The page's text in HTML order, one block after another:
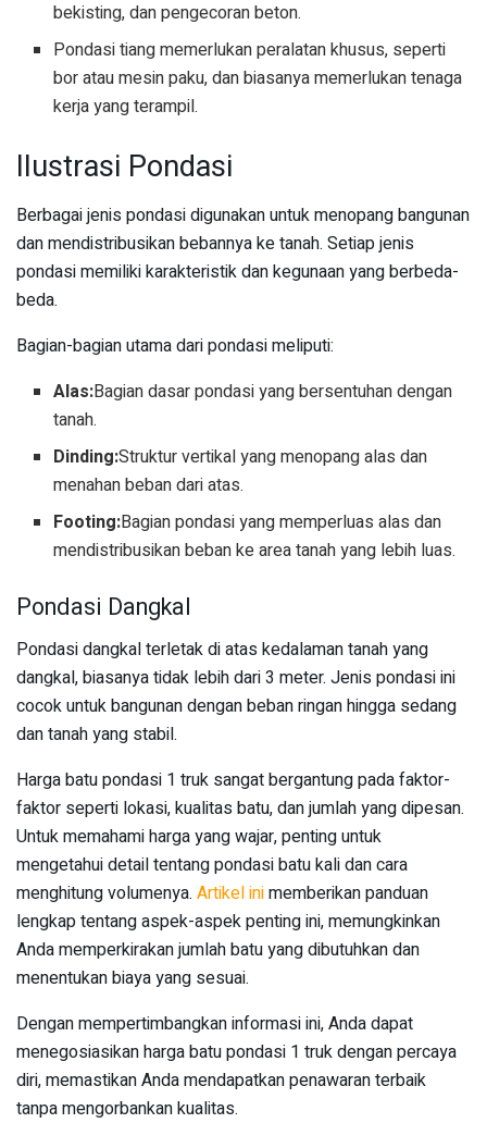
bekisting, dan pengecoran beton.
Pondasi tiang memerlukan peralatan khusus, seperti
bor atau mesin paku, dan biasanya memerlukan tenaga
kerja yang terampil.
Ilustrasi Pondasi
Berbagai jenis pondasi digunakan untuk menopang bangunan
dan mendistribusikan bebannya ke tanah. Setiap jenis
pondasi memiliki karakteristik dan kegunaan yang berbeda-
beda.
Bagian-bagian utama dari pondasi meliputi:
Alas:Bagian dasar pondasi yang bersentuhan dengan
tanah.
Dinding:Struktur vertikal yang menopang alas dan
menahan beban dari atas.
Footing:Bagian pondasi yang memperluas alas dan
mendistribusikan beban ke area tanah yang lebih luas.
Pondasi Dangkal
Pondasi dangkal terletak di atas kedalaman tanah yang
dangkal, biasanya tidak lebih dari 3 meter. Jenis pondasi ini
cocok untuk bangunan dengan beban ringan hingga sedang
dan tanah yang stabil.
Harga batu pondasi 1 truk sangat bergantung pada faktor-
faktor seperti lokasi, kualitas batu, dan jumlah yang dipesan.
Untuk memahami harga yang wajar, penting untuk
mengetahui detail tentang pondasi batu kali dan cara
menghitung volumenya. Artikel inimemberikan panduan
lengkap tentang aspek-aspek penting ini, memungkinkan
Anda memperkirakan jumlah batu yang dibutuhkan dan
menentukan biaya yang sesuai.
Dengan mempertimbangkan informasi ini, Anda dapat
menegosiasikan harga batu pondasi 1 truk dengan percaya
diri, memastikan Anda mendapatkan penawaran terbaik
tanpa mengorbankan kualitas.